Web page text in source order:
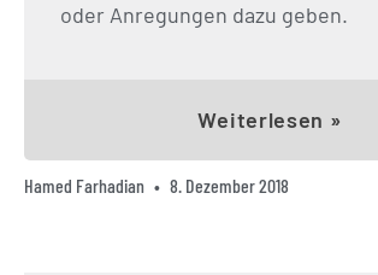
oder Anregungen dazu geben.
Weiterlesen »
Hamed Farhadian 8. Dezember 2018